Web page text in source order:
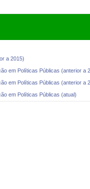
a 2015)
em Políticas Públicas (anterior a
em Políticas Públicas (anterior a
em Políticas Públicas (atual)